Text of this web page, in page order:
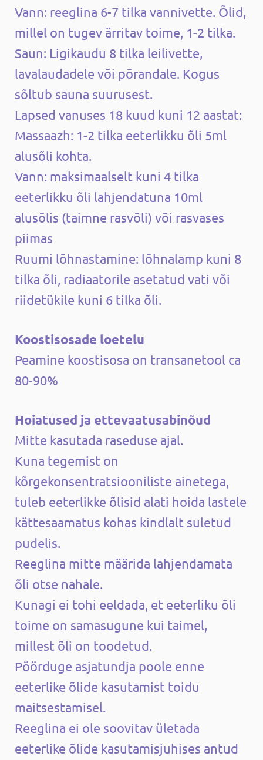
Vann: reeglina 6-7 tilka vannivette. Õlid,
millel on tugev ärritav toime, 1-2 tilka.
Saun: Ligikaudu 8 tilka leilivette,
lavalaudadele või põrandale. Kogus
sõltub sauna suurusest.
Lapsed vanuses 18 kuud kuni 12 aastat:
Massaazh: 1-2 tilka eeterlikku õli 5ml
alusõli kohta.
Vann: maksimaalselt kuni 4 tilka
eeterlikku õli lahjendatuna 10ml
alusõlis (taimne rasvõli) või rasvases
piimas
Ruumi lõhnastamine: lõhnalamp kuni 8
tilka õli, radiaatorile asetatud vati või
riidetükile kuni 6 tilka õli.
Koostisosade loetelu
Peamine koostisosa on transanetool ca
80-90%
Hoiatused ja ettevaatusabinõud
Mitte kasutada raseduse ajal.
Kuna tegemist on
kõrgekonsentratsiooniliste ainetega,
tuleb eeterlikke õlisid alati hoida lastele
kättesaamatus kohas kindlalt suletud
pudelis.
Reeglina mitte määrida lahjendamata
õli otse nahale.
Kunagi ei tohi eeldada, et eeterliku õli
toime on samasugune kui taimel,
millest õli on toodetud.
Pöörduge asjatundja poole enne
eeterlike õlide kasutamist toidu
maitsestamisel.
Reeglina ei ole soovitav ületada
eeterlike õlide kasutamisjuhises antud